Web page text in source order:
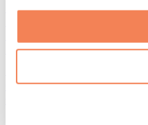
Γιόγκα & Πιλάτες
Πεζοπορία
Θεραπεία με Κόκκινο Φως